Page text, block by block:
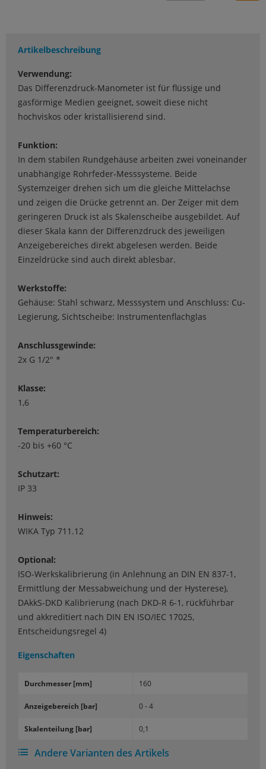
Artikelbeschreibung
Verwendung:
Das Differenzdruck-Manometer ist für flüssige und
gasförmige Medien geeignet, soweit diese nicht
hochviskos oder kristallisierend sind.
Funktion:
In dem stabilen Rundgehäuse arbeiten zwei voneinander
unabhängige Rohrfeder-Messsysteme. Beide
Systemzeiger drehen sich um die gleiche Mittelachse
und zeigen die Drücke getrennt an. Der Zeiger mit dem
geringeren Druck ist als Skalenscheibe ausgebildet. Auf
dieser Skala kann der Differenzdruck des jeweiligen
Anzeigebereiches direkt abgelesen werden. Beide
Einzeldrücke sind auch direkt ablesbar.
Werkstoffe:
Gehäuse: Stahl schwarz, Messsystem und Anschluss: Cu-
Legierung, Sichtscheibe: Instrumentenflachglas
Anschlussgewinde:
2x G 1/2" *
Klasse:
1,6
Temperaturbereich:
-20 bis +60 °C
Schutzart:
IP 33
Hinweis:
WIKA Typ 711.12
Optional:
ISO-Werkskalibrierung (in Anlehnung an DIN EN 837-1,
Ermittlung der Messabweichung und der Hysterese),
DAkkS-DKD Kalibrierung (nach DKD-R 6-1, rückführbar
und akkreditiert nach DIN EN ISO/IEC 17025,
Entscheidungsregel 4)
Eigenschaften
Durch­mes­ser [mm] 160
An­zei­ge­be­reich [bar] 0 - 4
Ska­len­tei­lung [bar] 0,1
Andere Varianten des Artikels